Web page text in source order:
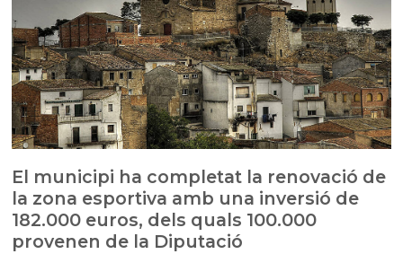
El municipi ha completat la renovació de
la zona esportiva amb una inversió de
182.000 euros, dels quals 100.000
provenen de la Diputació